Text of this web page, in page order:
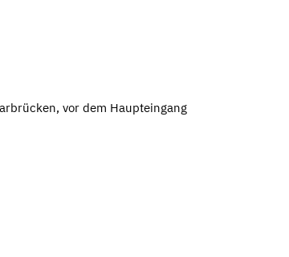
vor dem Haupteingang